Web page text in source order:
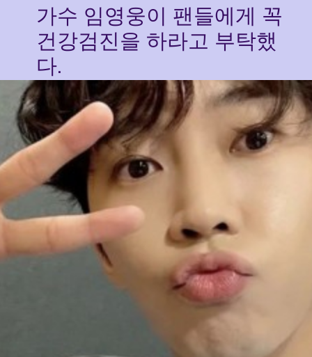
가수 임영웅이 팬들에게 꼭
건강검진을 하라고 부탁했
다.